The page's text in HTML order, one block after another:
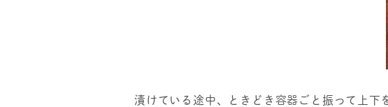
漬けている途中、ときどき容器ごと振って上下